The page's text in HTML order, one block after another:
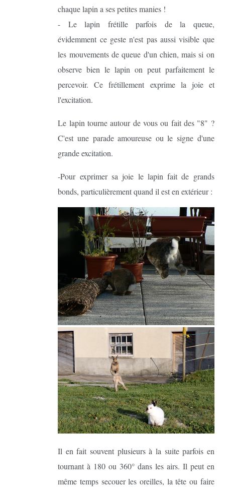
chaque lapin a ses petites manies !
- Le lapin frétille parfois de la queue,
évidemment ce geste n'est pas aussi visible que
les mouvements de queue d'un chien, mais si on
observe bien le lapin on peut parfaitement le
percevoir. Ce frétillement exprime la joie et
l'excitation.
Le lapin tourne autour de vous ou fait des "8" ?
C'est une parade amoureuse ou le signe d'une
grande excitation.
-Pour exprimer sa joie le lapin fait de grands
bonds, particulièrement quand il est en extérieur :
Il en fait souvent plusieurs à la suite parfois en
tournant à 180 ou 360° dans les airs. Il peut en
même temps secouer les oreilles, la tête ou faire